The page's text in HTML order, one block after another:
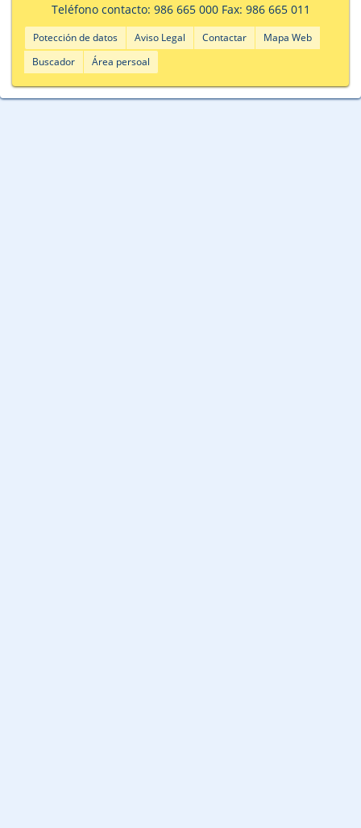
Teléfono contacto: 986 665 000 Fax: 986 665 011
Potección de datos Aviso Legal Contactar
Mapa Web
Buscador
Área persoal